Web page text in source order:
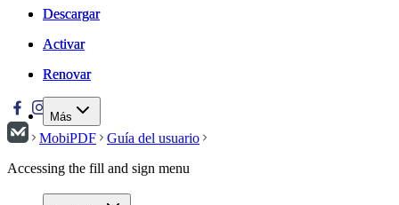
Descargar
Activar
Renovar
Más
Descargar
Activar
Renovar
MobiPDF
Guía del usuario
Accessing the fill and sign menu